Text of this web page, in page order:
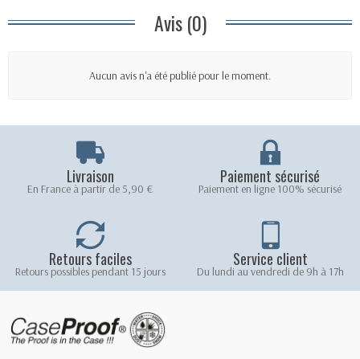
Avis (0)
Aucun avis n'a été publié pour le moment.
Livraison
En France à partir de 5,90 €
Paiement sécurisé
Paiement en ligne 100% sécurisé
Retours faciles
Retours possibles pendant 15 jours
Service client
Du lundi au vendredi de 9h à 17h